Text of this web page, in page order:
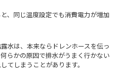
、同じ温度設定でも消費電力が増加
水は、本来ならドレンホースを伝っ
らかの原因で排水がうまく行かない
てしまうことがあります。